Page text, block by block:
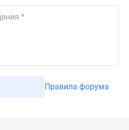
Правила форума